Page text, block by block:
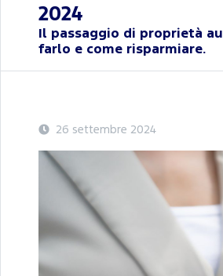
2024
Il passaggio di proprietà
farlo e come risparmiare.
26 settembre 2024